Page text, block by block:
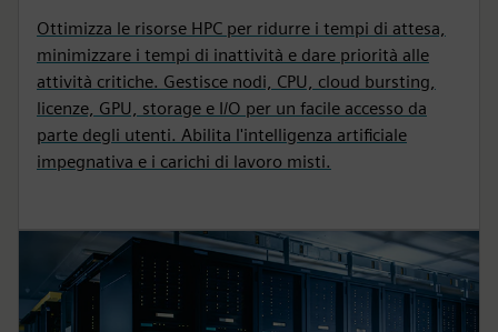
Ottimizza le risorse HPC per ridurre i tempi di attesa,
minimizzare i tempi di inattività e dare priorità alle
attività critiche. Gestisce nodi, CPU, cloud bursting,
licenze, GPU, storage e I/O per un facile accesso da
parte degli utenti. Abilita l'intelligenza artificiale
impegnativa e i carichi di lavoro misti.